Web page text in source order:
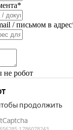
/ письмом в
не робот